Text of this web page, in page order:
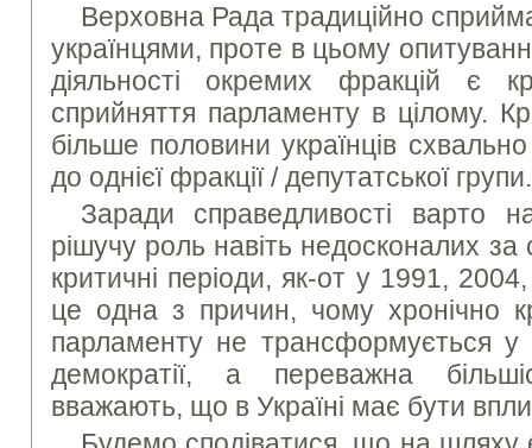
Верховна Рада традиційно
українцями, проте в цьому
діяльності окремих фракцій є
сприйняття парламенту в цілому.
більше половини українців
до однієї фракції / депутатської групи.
Заради справедливості варто
рішучу роль навіть недосконалих
критичні періоди, як-от у 1991,
це одна з причин, чому хронічно
парламенту не трансформується у
демократії, а переважна
вважають, що в Україні має бути